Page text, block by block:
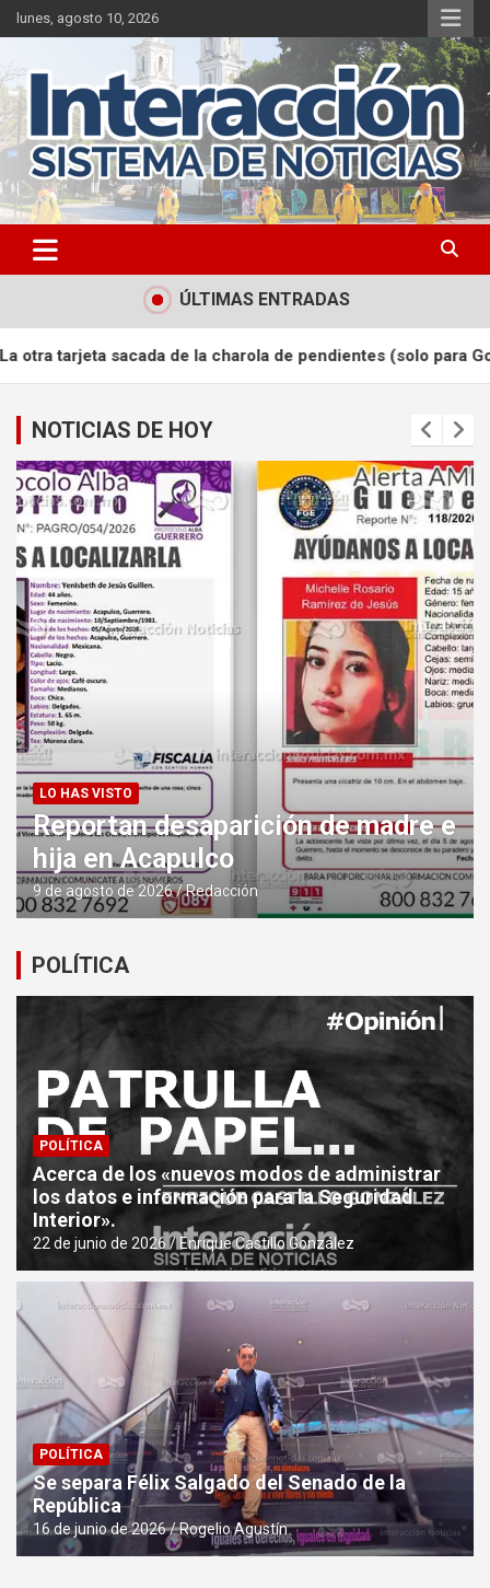
Saltar
al
lunes, agosto 10, 2026
ÚLTIMAS ENTRADAS
charola de pendientes (solo para Gomarianos).
NOTICIAS DE HOY
OPINIÓN
La otra tarjeta sacada de la
charola de pendientes (solo para
Gomarianos).
9 de agosto de 2026 Enrique Castillo González
POLÍTICA
POLÍTICA
Acerca de los «nuevos modos de administrar
los datos e información para la Seguridad
Interior».
22 de junio de 2026 Enrique Castillo González
POLÍTICA
Se separa Félix Salgado del Senado de la
República
16 de junio de 2026 Rogelio Agustín